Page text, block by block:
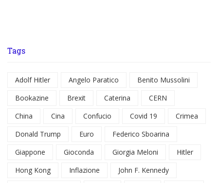
Tags
Adolf Hitler Angelo Paratico
Benito Mussolini
Bookazine
Brexit Caterina
CERN
China
Cina Confucio Covid 19
Crimea
Donald Trump
Euro
Federico Sboarina
Giappone
Gioconda Giorgia Meloni
Hitler
Hong Kong
Inflazione
John F. Kennedy